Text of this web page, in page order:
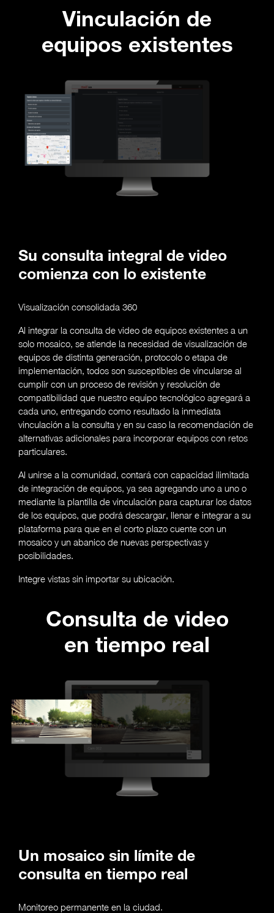
Vinculación de
equipos existentes
Su consulta integral de video
comienza con lo existente
Visualización consolidada 360
Al integrar la consulta de video de equipos existentes a un
solo mosaico, se atiende la necesidad de visualización de
equipos de distinta generación, protocolo o etapa de
implementación, todos son susceptibles de vincularse al
cumplir con un proceso de revisión y resolución de
compatibilidad que nuestro equipo tecnológico agregará a
cada uno, entregando como resultado la inmediata
vinculación a la consulta y en su caso la recomendación de
alternativas adicionales para incorporar equipos con retos
particulares.
Al unirse a la comunidad, contará con capacidad ilimitada
de integración de equipos, ya sea agregando uno a uno o
mediante la plantilla de vinculación para capturar los datos
de los equipos, que podrá descargar, llenar e integrar a su
plataforma para que en el corto plazo cuente con un
mosaico y un abanico de nuevas perspectivas y
posibilidades.
Integre vistas sin importar su ubicación.
Consulta de video
en tiempo real
Un mosaico sin límite de
consulta en tiempo real
Monitoreo permanente en la ciudad.